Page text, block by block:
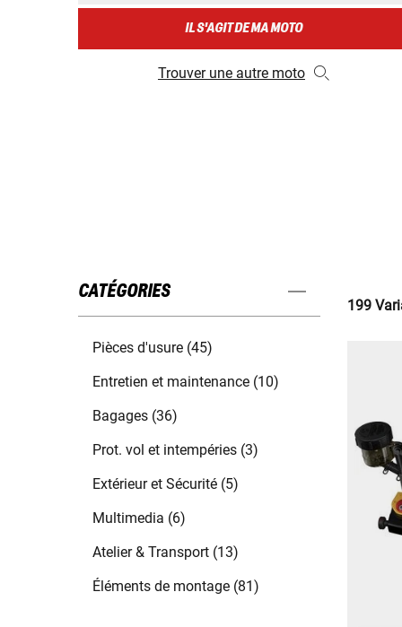
IL S'AGIT DE MA MOTO
Trouver une autre moto
CATÉGORIES
Pièces d'usure (45)
Entretien et maintenance (10)
Bagages (36)
Prot. vol et intempéries (3)
Extérieur et Sécurité (5)
Multimedia (6)
Atelier & Transport (13)
Éléments de montage (81)
199